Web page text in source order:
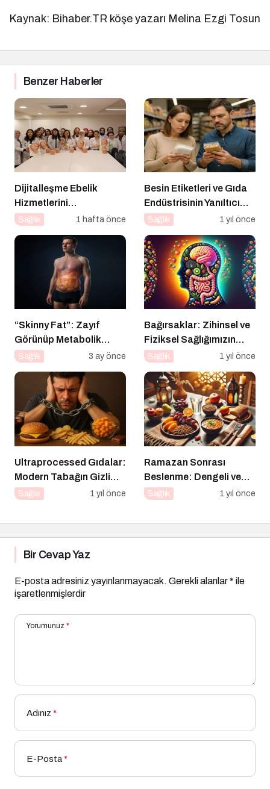
Kaynak: Bihaber.TR köşe yazarı Melina Ezgi Tosun
Benzer Haberler
Dijitalleşme Ebelik
Hizmetlerini
Dönüştürüyor
Sağlık 1 hafta önce
Besin Etiketleri ve Gıda
Endüstrisinin Yanıltıcı
Stratejileri
Sağlık 1 yıl önce
“Skinny Fat”: Zayıf
Görünüp Metabolik
Olarak Riskli Olmak
Sağlık 3 ay önce
Bağırsaklar: Zihinsel ve
Fiziksel Sağlığımızın
Gizli Yöneticisi!
Sağlık 1 yıl önce
Ultraprocessed Gıdalar:
Modern Tabağın Gizli
Psikobiyolojisi
Sağlık 1 yıl önce
Ramazan Sonrası
Beslenme: Dengeli ve
Sağlıklı Bir Geçiş İçin
Sağlık 1 yıl önce
Bir Cevap Yaz
E-posta adresiniz yayınlanmayacak. Gerekli alanlar* ile
işaretlenmişlerdir
Yorumunuz *
Adınız *
E-Posta*